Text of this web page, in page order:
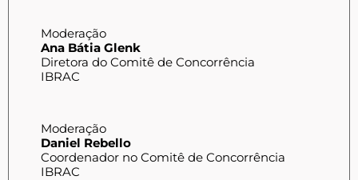
Moderação
Ana Bátia Glenk
Diretora do Comitê de Concorrência
IBRAC
Moderação
Daniel Rebello
Coordenador no Comitê de Concorrência
IBRAC